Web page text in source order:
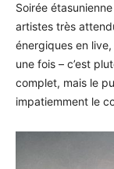
Soirée
artistes très
énergiques en
une fois – c’est
complet, mais le
impatiemment le